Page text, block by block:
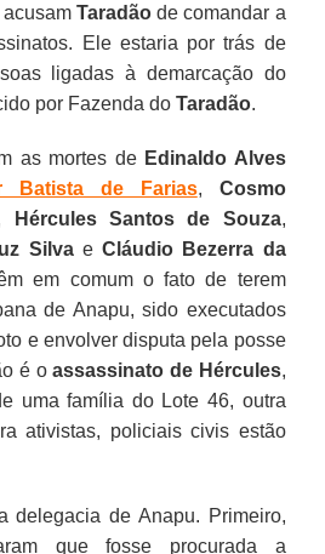
Taradão de comandar a
Ele estaria por trás de
ligadas à demarcação do
por Fazenda doTaradão.
as mortes de Edinaldo Alves
Batista de Farias, Cosmo
Hércules Santos de Souza,
SilvaeCláudio Bezerra da
em comum o fato de terem
de Anapu, sido executados
e envolver disputa pela posse
é oassassinato de Hércules,
uma família do Lote 46, outra
ativistas, policiais civis estão
delegacia de Anapu. Primeiro,
que fosse procurada a